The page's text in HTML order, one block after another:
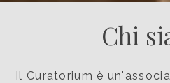
Chi
Il Curatorium è